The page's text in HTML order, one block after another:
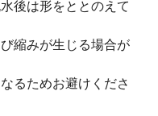
後は形をととのえて
縮みが生じる場合が
るためお避けくださ